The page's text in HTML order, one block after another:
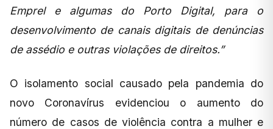
Emprel e algumas do Porto Digital, para o
desenvolvimento de canais digitais de denúncias
de assédio e outras violações de direitos.”
O isolamento social causado pela pandemia do
novo Coronavírus evidenciou o aumento do
número de casos de violência contra a mulher e